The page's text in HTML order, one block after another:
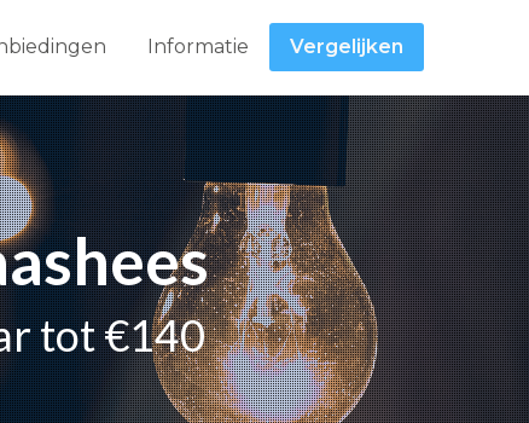
Informatie Vergelijken
tot €140